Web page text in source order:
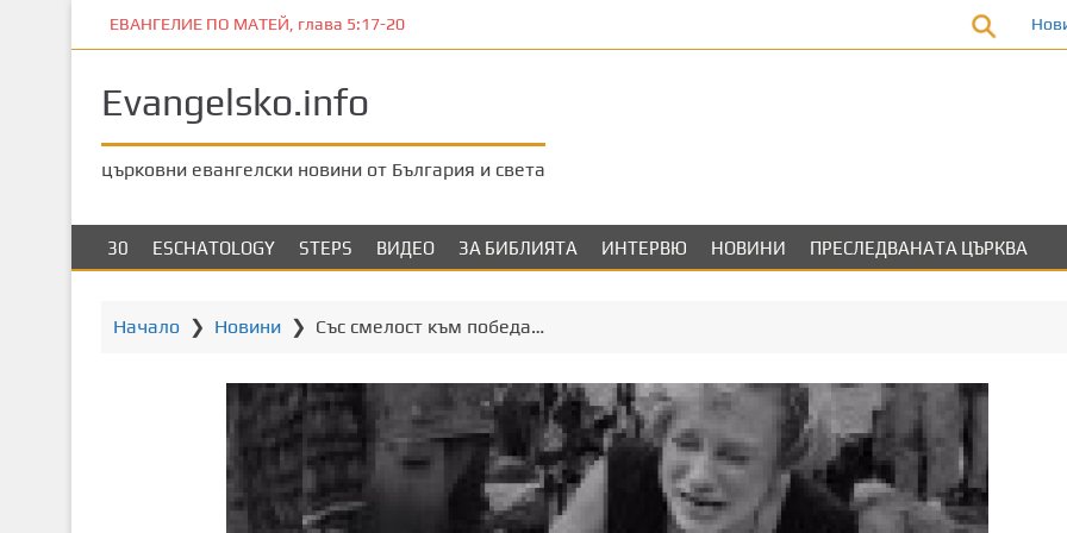
к
ЕВАНГЕЛИЕ ПО МАТЕЙ, глава 5:17-20
Evangelsko.info
църковни евангелски новини от България и света
30 ESCHATOLOGY STEPS ВИДЕО ЗА БИБЛИЯТА ИНТЕРВЮ НОВИНИ ПРЕСЛЕДВАНАТА ЦЪРКВА
Начало ❯ Новини❯ Със смелост към победа…